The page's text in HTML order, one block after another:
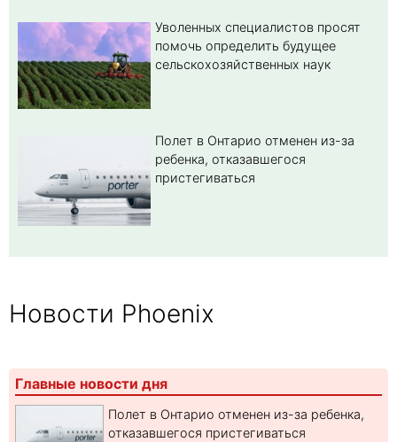
Уволенных специалистов просят
помочь определить будущее
сельскохозяйственных наук
Полет в Онтарио отменен из-за
ребенка, отказавшегося
пристегиваться
Новости Phoenix
Главные новости дня
Полет в Онтарио отменен из-за ребенка,
отказавшегося пристегиваться